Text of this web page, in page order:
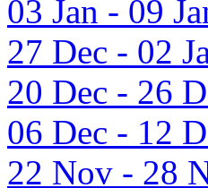
03 Jan - 09
27 Dec - 02
20 Dec - 26
06 Dec - 12
22 Nov - 28